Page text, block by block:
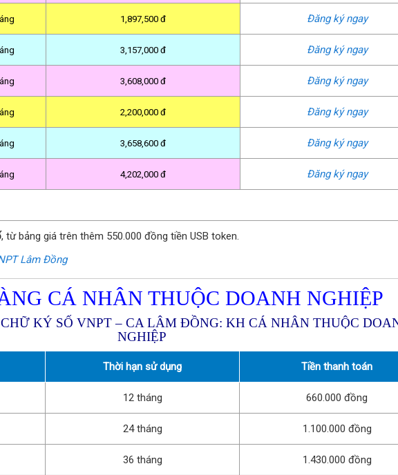
1,897,500 đ Đăng ký ngay
3,157,000 đ Đăng ký ngay
3,608,000 đ Đăng ký ngay
2,200,000 đ Đăng ký ngay
3,658,600 đ Đăng ký ngay
4,202,000 đ Đăng ký ngay
, từ bảng giá trên thêm 550.000 đồng tiền USB token.
Lâm Đồng
CÁ NHÂN THUỘC DOANH NGHIỆP
KÝ SỐ VNPT – CA LÂM ĐỒNG: KH CÁ NHÂN THUỘC
NGHIỆP
Thời hạn sử dụng Tiền thanh toán
12 tháng 660.000 đồng
24 tháng 1.100.000 đồng
36 tháng 1.430.000 đồng